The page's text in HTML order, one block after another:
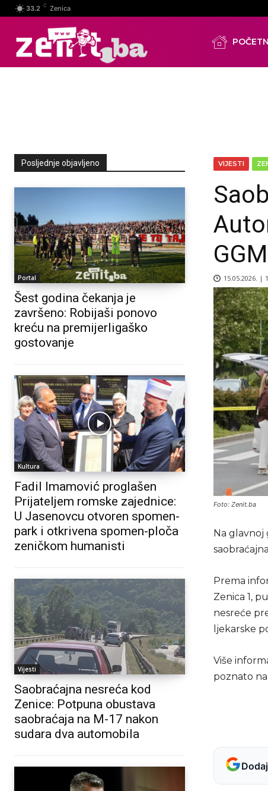
33.2 C Zenica
Posljednje objavljeno
Portal
Šest godina čekanja je
završeno: Robijaši ponovo
kreću na premijerligaško
gostovanje
Kultura
Fadil Imamović proglašen
Prijateljem romske zajednice:
U Jasenovcu otvoren spomen-
park i otkrivena spomen-ploča
zeničkom humanisti
Vijesti
Saobraćajna nesreća kod
Zenice: Potpuna obustava
saobraćaja na M-17 nakon
sudara dva automobila
VIJESTI
15.05.2026. |
Foto: Zenit.ba
Na glavnoj
Prema
Zenica 1,
nesreće
ljekarske
Više
poznato